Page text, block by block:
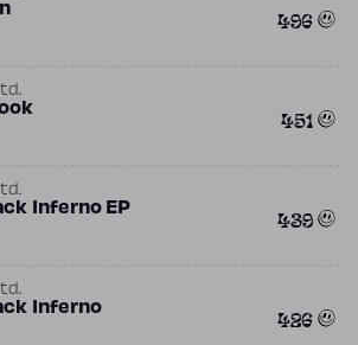
496
451
Inferno EP 439
Inferno 426